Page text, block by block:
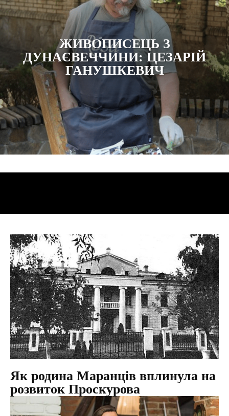
ЖИВОПИСЕЦЬ З
ДУНАЄВЕЧЧИНИ: ЦЕЗАРІЙ
ГАНУШКЕВИЧ
Як родина Маранців вплинула на
розвиток Проскурова